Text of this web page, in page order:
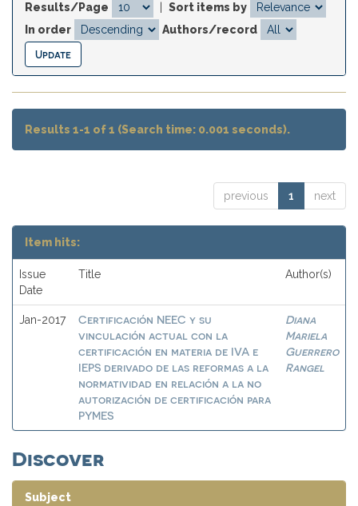
Results/Page
Sort items by
In order
Authors/record
Results 1-1 of 1 (Search time: 0.001 seconds).
previous 1 next
Item hits:
Issue
Date
Title Author(s)
Jan-2017
Certificación NEEC y su
vinculación actual con la
certificación en materia de IVA e
IEPS derivado de las reformas a la
normatividad en relación a la no
autorización de certificación para
PYMES
Diana
Mariela
Guerrero
Rangel
Discover
Subject